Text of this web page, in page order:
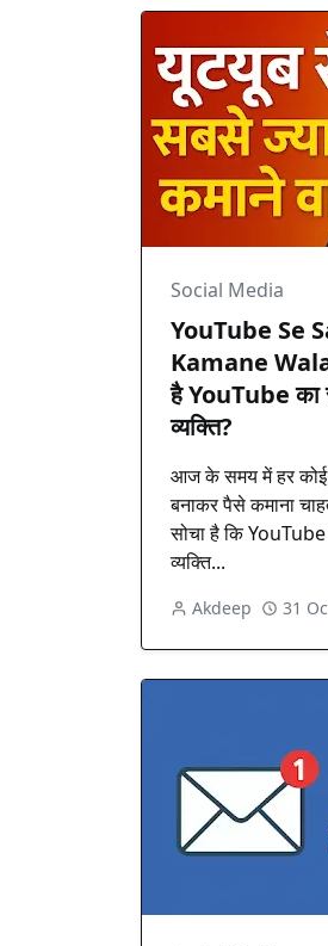
Social Media
YouTube Se
Kamane
है YouTube का
व्यक्ति?
आज के समय में हर कोई
बनाकर पैसे कमाना
सोचा है कि YouTube
व्यक्ति...
Akdeep 31